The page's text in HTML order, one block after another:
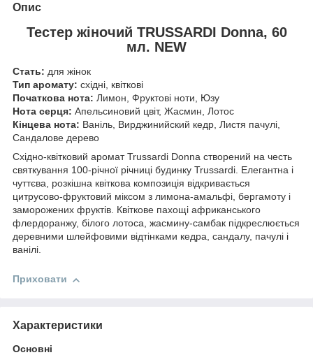
Опис
Тестер жіночий TRUSSARDI Donna, 60
мл. NEW
Стать: для жінок
Тип аромату: східні, квіткові
Початкова нота: Лимон, Фруктові ноти, Юзу
Нота серця: Апельсиновий цвіт, Жасмин, Лотос
Кінцева нота: Ваніль, Вирджинийский кедр, Листя пачулі,
Сандалове дерево
Східно-квітковий аромат Trussardi Donna створений на честь
святкування 100-річної річниці будинку Trussardi. Елегантна і
чуттєва, розкішна квіткова композиція відкривається
цитрусово-фруктовий міксом з лимона-амальфі, бергамоту і
заморожених фруктів. Квіткове пахощі африканського
флердоранжу, білого лотоса, жасмину-самбак підкреслюється
деревними шлейфовими відтінками кедра, сандалу, пачулі і
ванілі.
Приховати
Характеристики
Основні